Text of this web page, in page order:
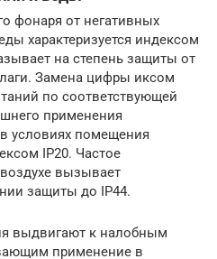
фонаря от негативных
характеризуется индексом
на степень защиты от
Замена цифры иксом
по соответствующей
применения
условиях помещения
IP20. Частое
вызывает
защиты до IP44.
выдвигают к налобным
применение в